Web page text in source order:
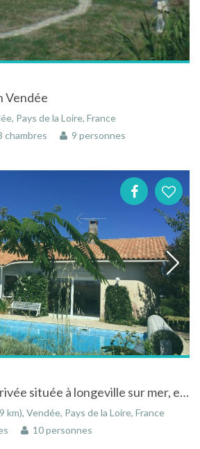
Vendée
Pays de la Loire, France
chambres 9 personnes
Villa avec piscine privée située à longeville sur mer, en bordure d'océan atlantique
km), Vendée, Pays de la Loire, France
10 personnes